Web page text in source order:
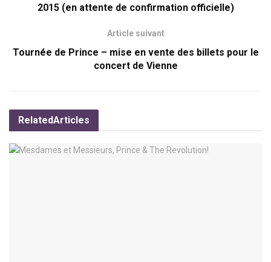
2015 (en attente de confirmation officielle)
Article suivant
Tournée de Prince – mise en vente des billets pour le
concert de Vienne
RelatedArticles